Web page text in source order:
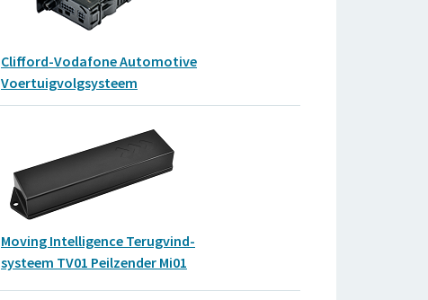
Clifford-Vodafone Automotive
Voertuigvolgsysteem
Moving Intelligence Terugvind-
systeem TV01 Peilzender Mi01